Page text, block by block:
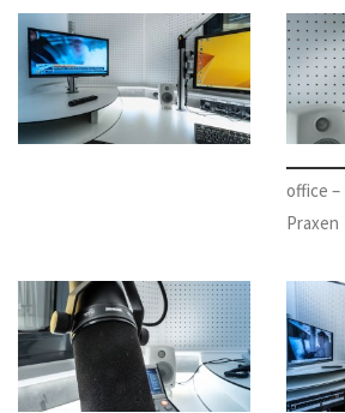
office –
Praxen